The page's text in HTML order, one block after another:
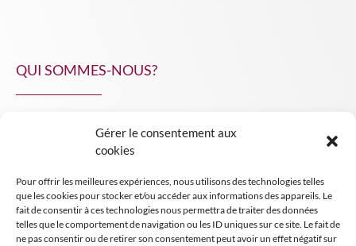
Gérer le consentement aux
cookies
Pour offrir les meilleures expériences, nous utilisons des technologies telles
que les cookies pour stocker et/ou accéder aux informations des appareils. Le
fait de consentir à ces technologies nous permettra de traiter des données
telles que le comportement de navigation ou les ID uniques sur ce site. Le fait de
ne pas consentir ou de retirer son consentement peut avoir un effet négatif sur
QUI SOMMES-NOUS?
INSIGHT NPA